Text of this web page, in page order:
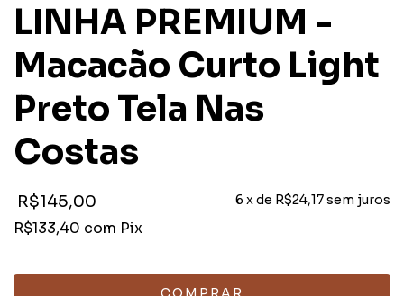
LINHA PREMIUM -
Macacão Curto Light
Preto Tela Nas
Costas
R$145,00 6 x de R$24,17sem juros
R$133,40 com Pix